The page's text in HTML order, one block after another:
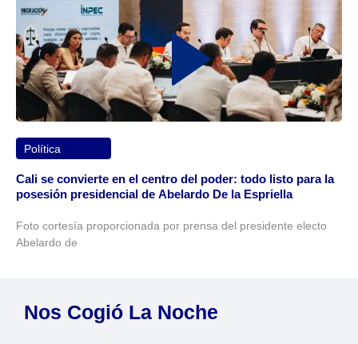
Política
Cali se convierte en el centro del poder: todo listo para la
posesión presidencial de Abelardo De la Espriella
Foto cortesía proporcionada por prensa del presidente electo
Abelardo de
Nos Cogió La Noche